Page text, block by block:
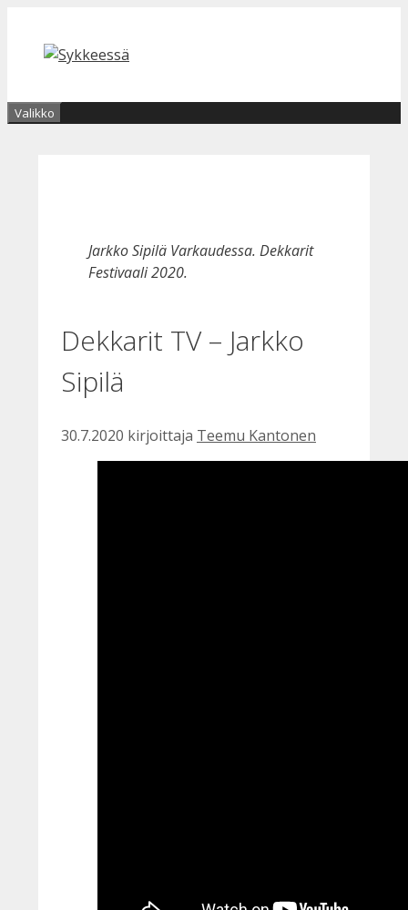
sisältöön
Valikko
Jarkko Sipilä Varkaudessa. Dekkarit
Festivaali 2020.
Dekkarit TV – Jarkko
Sipilä
30.7.2020 kirjoittaja Teemu Kantonen